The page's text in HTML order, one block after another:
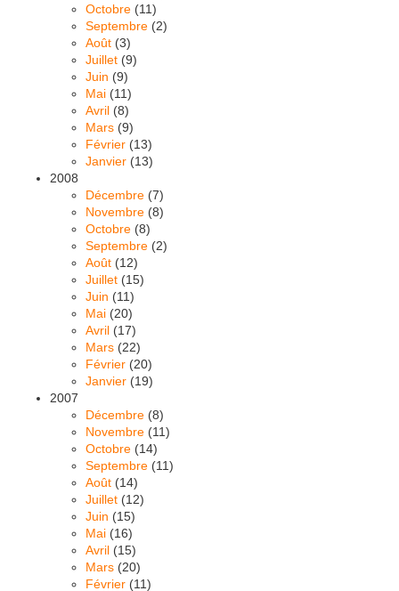
Octobre (11)
Septembre (2)
Août (3)
Juillet (9)
Juin (9)
Mai (11)
Avril (8)
Mars (9)
Février (13)
Janvier (13)
2008
Décembre (7)
Novembre (8)
Octobre (8)
Septembre (2)
Août (12)
Juillet (15)
Juin (11)
Mai (20)
Avril (17)
Mars (22)
Février (20)
Janvier (19)
2007
Décembre (8)
Novembre (11)
Octobre (14)
Septembre (11)
Août (14)
Juillet (12)
Juin (15)
Mai (16)
Avril (15)
Mars (20)
Février (11)